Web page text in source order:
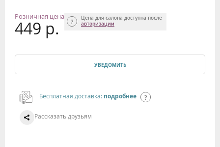
Розничная цена
449 р.
Цена для салона доступна после
авторизации
УВЕДОМИТЬ
Бесплатная доставка: подробнее
Рассказать друзьям